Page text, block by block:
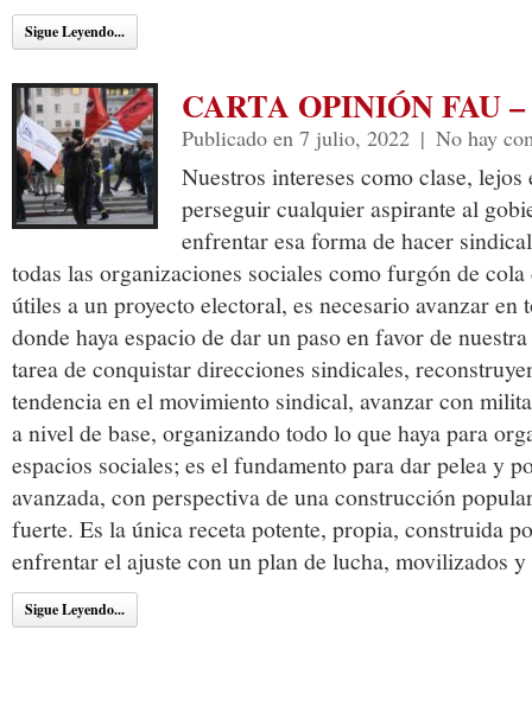
Sigue Leyendo...
CARTA OPINIÓN FAU
Publicado en 7 julio, 2022 | No hay
Nuestros intereses como clase, lejos
perseguir cualquier aspirante al
enfrentar esa forma de hacer
todas las organizaciones sociales como furgón de
útiles a un proyecto electoral, es necesario avanzar en
donde haya espacio de dar un paso en favor de
tarea de conquistar direcciones sindicales,
tendencia en el movimiento sindical, avanzar con
a nivel de base, organizando todo lo que haya para
espacios sociales; es el fundamento para dar pelea y
avanzada, con perspectiva de una construcción
fuerte. Es la única receta potente, propia, construida
enfrentar el ajuste con un plan de lucha, movilizados
Sigue Leyendo...